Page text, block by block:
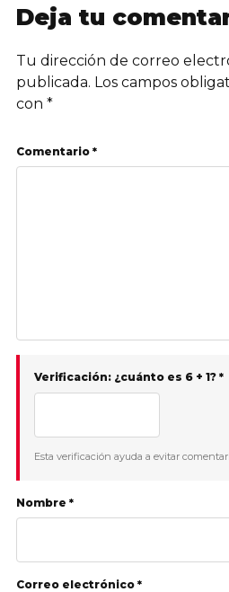
Deja tu
Tu dirección de correo
publicada. Los campos
con *
Comentario *
Verificación: ¿cuánto es 6 + 1? *
Esta verificación ayuda a evitar
Nombre *
Correo electrónico *